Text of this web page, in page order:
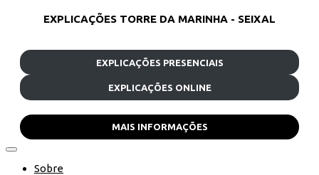
EXPLICAÇÕES TORRE DA MARINHA - SEIXAL
EXPLICAÇÕES PRESENCIAIS
EXPLICAÇÕES ONLINE
MAIS INFORMAÇÕES
Sobre